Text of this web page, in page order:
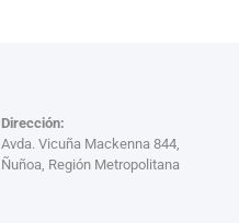
Dirección:
Avda. Vicuña Mackenna 844,
Ñuñoa, Región Metropolitana